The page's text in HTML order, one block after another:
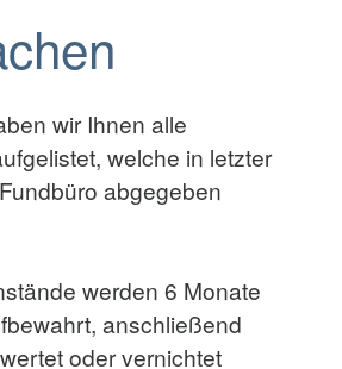
wir Ihnen alle
welche in letzter
abgegeben
werden 6 Monate
anschließend
oder vernichtet